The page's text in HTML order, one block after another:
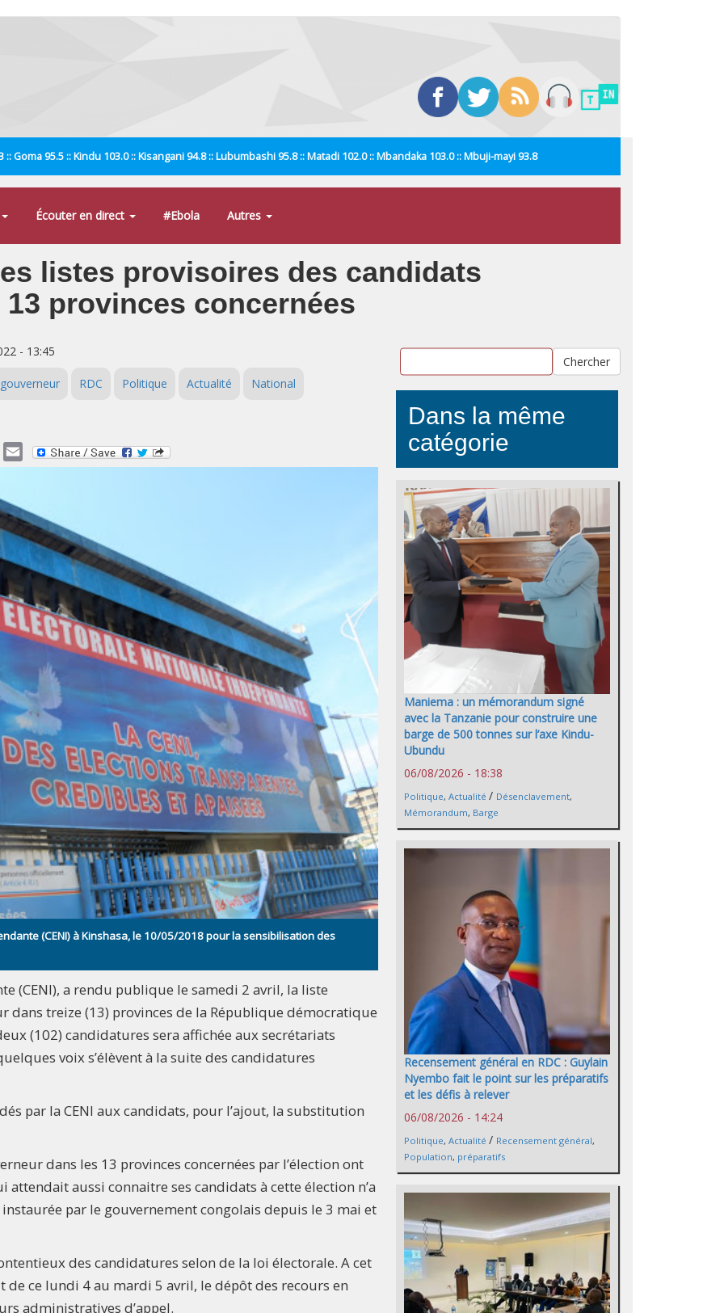
:: Goma 95.5 :: Kindu 103.0 :: Kisangani 94.8 :: Lubumbashi 95.8 :: Matadi 102.0 :: Mbandaka 103.0 :: Mbuji-mayi 93.8
Écouter en direct #Ebola Autres
listes provisoires des candidats
provinces concernées
- 13:45
gouverneur RDC Politique Actualité National
Pinterest
Email
(CENI) à Kinshasa, le 10/05/2018 pour la sensibilisation des
(CENI), a rendu publique le samedi 2 avril, la liste
dans treize (13) provinces de la République démocratique
(102) candidatures sera affichée aux secrétariats
voix s’élèvent à la suite des candidatures
par la CENI aux candidats, pour l’ajout, la substitution
dans les 13 provinces concernées par l’élection ont
attendait aussi connaitre ses candidats à cette élection n’a
par le gouvernement congolais depuis le 3 mai et
des candidatures selon de la loi électorale. A cet
de ce lundi 4 au mardi 5 avril, le dépôt des recours en
administratives d’appel.
Chercher
Dans la même
catégorie
Maniema : un mémorandum signé
avec la Tanzanie pour construire une
barge de 500 tonnes sur l’axe Kindu-
Ubundu
06/08/2026 - 18:38
Politique, Actualité / Désenclavement,
Mémorandum, Barge
Recensement général en RDC : Guylain
Nyembo fait le point sur les préparatifs
et les défis à relever
06/08/2026 - 14:24
Politique, Actualité / Recensement général,
Population, préparatifs